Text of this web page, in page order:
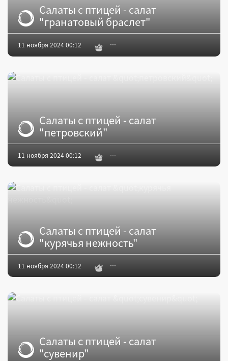
Салаты с птицей - салат
"гранатовый браслет"
11 ноября 2024 00:12
Салаты с птицей - салат
"петровский"
11 ноября 2024 00:12
Салаты с птицей - салат
"курячья нежность"
11 ноября 2024 00:12
Салаты с птицей - салат
"сувенир"